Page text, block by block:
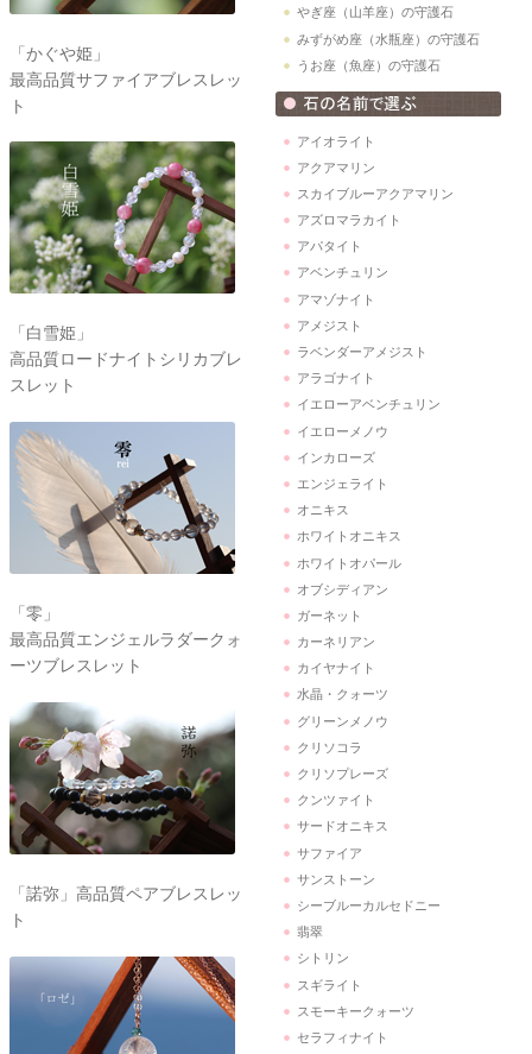
「かぐや姫」
最高品質サファイアブレスレッ
ト
「白雪姫」
高品質ロードナイトシリカブレ
スレット
「零」
最高品質エンジェルラダークォ
ーツブレスレット
「諾弥」高品質ペアブレスレッ
ト
やぎ座（山羊座）の守護石
みずがめ座（水瓶座）の守護石
うお座（魚座）の守護石
アイオライト
アクアマリン
スカイブルーアクアマリン
アズロマラカイト
アパタイト
アベンチュリン
アマゾナイト
アメジスト
ラベンダーアメジスト
アラゴナイト
イエローアベンチュリン
イエローメノウ
インカローズ
エンジェライト
オニキス
ホワイトオニキス
ホワイトオパール
オブシディアン
ガーネット
カーネリアン
カイヤナイト
水晶・クォーツ
グリーンメノウ
クリソコラ
クリソプレーズ
クンツァイト
サードオニキス
サファイア
サンストーン
シーブルーカルセドニー
翡翠
シトリン
スギライト
スモーキークォーツ
セラフィナイト